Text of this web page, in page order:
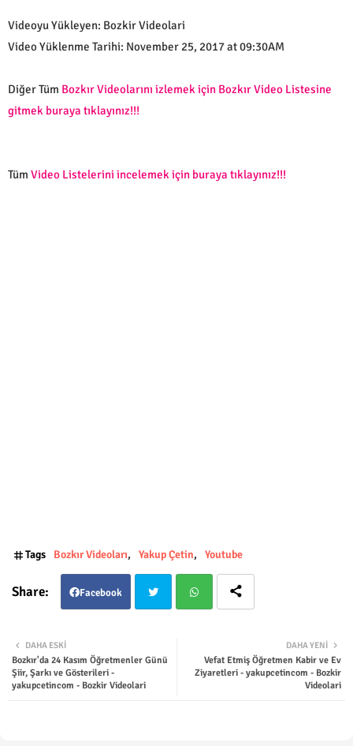
Videoyu Yükleyen: Bozkir Videolari
Video Yüklenme Tarihi: November 25, 2017 at 09:30AM
Diğer Tüm Bozkır Videolarını izlemek için Bozkır Video Listesine
gitmek buraya tıklayınız!!!
Tüm Video Listelerini incelemek için buraya tıklayınız!!!
Tags Bozkır Videoları Yakup Çetin Youtube
Facebook
ter
DAHA YENI
Vefat Etmiş Öğretmen Kabir ve Ev
Ziyaretleri - yakupcetincom - Bozkir
Videolari
DAHA ESKI
Bozkır'da 24 Kasım Öğretmenler Günü
Şiir, Şarkı ve Gösterileri -
yakupcetincom - Bozkir Videolari